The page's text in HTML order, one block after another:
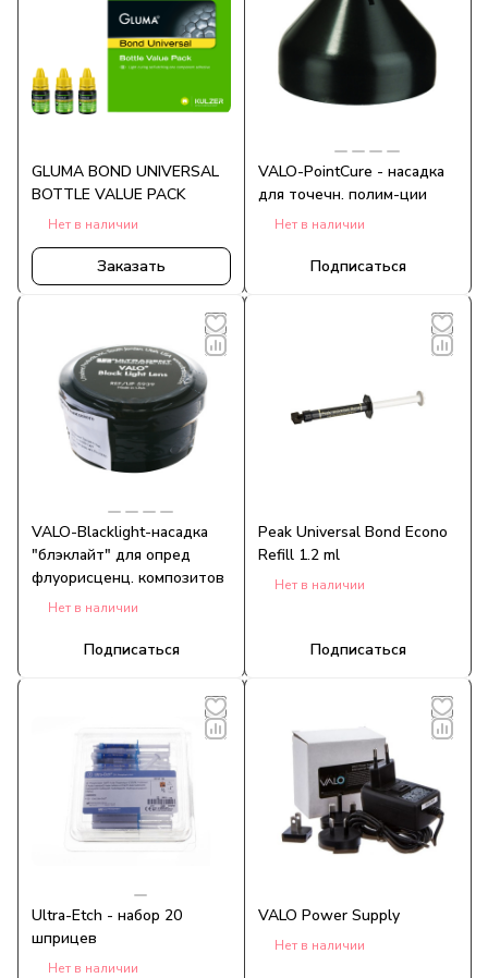
GLUMA BOND UNIVERSAL
BOTTLE VALUE PACK
Нет в наличии
Заказать
VALO-PointCure - насадка
для точечн. полим-ции
Нет в наличии
Подписаться
VALO-Blacklight-насадка
"блэклайт" для опред
флуорисценц. композитов
Нет в наличии
Подписаться
Peak Universal Bond Econo
Refill 1.2 ml
Нет в наличии
Подписаться
Ultra-Etch - набор 20
шприцев
Нет в наличии
VALO Power Supply
Нет в наличии